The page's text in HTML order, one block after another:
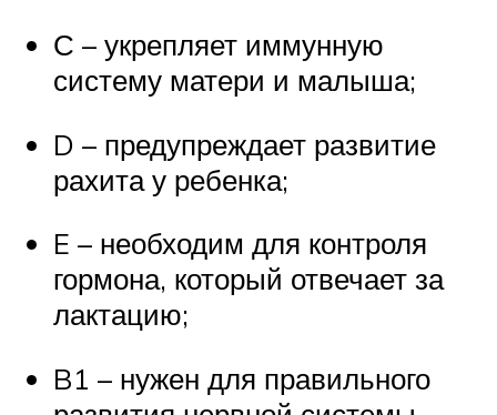
С – укрепляет иммунную
систему матери и малыша;
D – предупреждает развитие
рахита у ребенка;
E – необходим для контроля
гормона, который отвечает за
лактацию;
B1 – нужен для правильного